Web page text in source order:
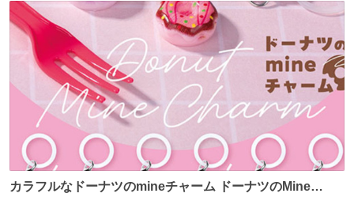
数
数
カラフルなドーナツのmineチャーム ドーナツのMine